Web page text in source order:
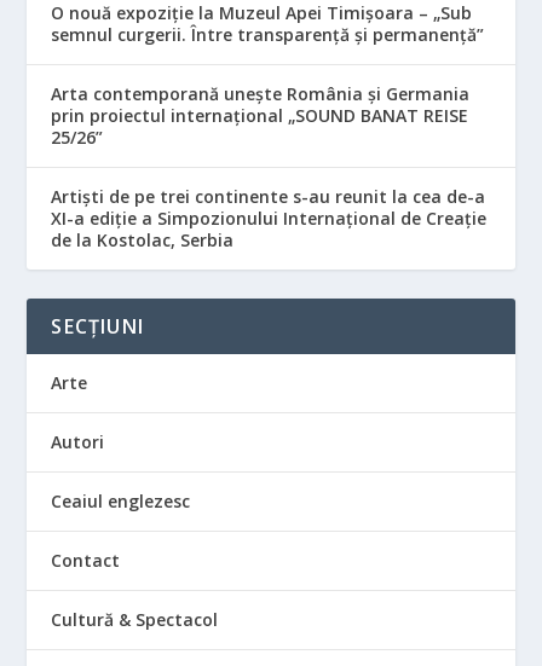
O nouă expoziție la Muzeul Apei Timișoara – „Sub
semnul curgerii. Între transparență și permanență”
Arta contemporană unește România și Germania
prin proiectul internațional „SOUND BANAT REISE
25/26”
Artiști de pe trei continente s-au reunit la cea de-a
XI-a ediție a Simpozionului Internațional de Creație
de la Kostolac, Serbia
SECȚIUNI
Arte
Autori
Ceaiul englezesc
Contact
Cultură & Spectacol